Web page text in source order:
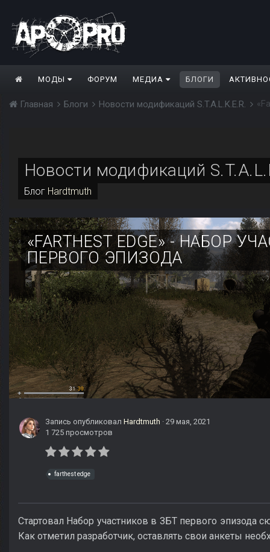
МОДЫ ФОРУМ МЕДИА БЛОГИ
Главная Блоги Новости модификаций S.T.A.L.K.E.R.
Новости модификаций
Блог Hardtmuth
«FARTHEST EDGE» - НАБОР
ПЕРВОГО ЭПИЗОДА
Запись опубликовал Hardtmuth · 29 мая, 2021
1 725 просмотров
farthest edge
Стартовал Набор участников в ЗБТ первого эпизода
Как отметил разработчик, оставлять свои анкеты